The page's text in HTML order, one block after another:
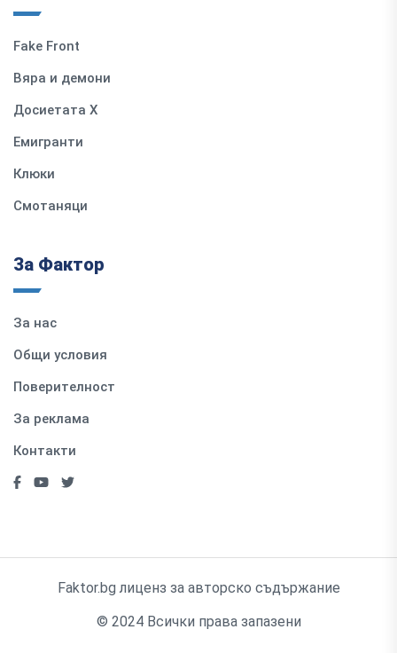
Fake Front
Вяра и демони
Досиетата Х
Емигранти
Клюки
Смотаняци
За Фактор
За нас
Общи условия
Поверителност
За реклама
Контакти
Faktor.bg лиценз за авторско съдържание
© 2024 Всички права запазени